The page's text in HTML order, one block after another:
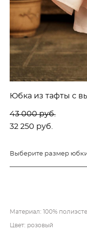
Юбка из тафты с
43 000 pуб.
32 250 pуб.
Выберите размер
Материал: 100%
Цвет: розовый